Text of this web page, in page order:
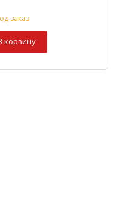
заказ
корзину